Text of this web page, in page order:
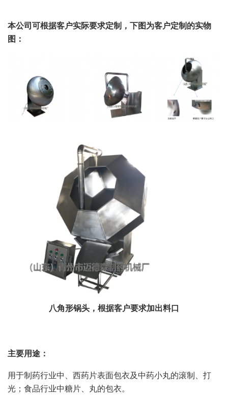
本公司可根据客户实际要求定制，下图为客户定制的实物
图：
八角形锅头，根据客户要求加出料口
主要用途：
用于制药行业中、西药片表面包衣及中药小丸的滚制、打
光；食品行业中糖片、丸的包衣。